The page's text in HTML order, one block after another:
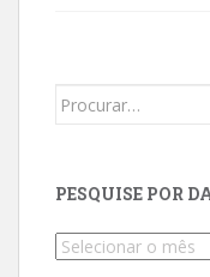
Search
PESQUISE POR
Pesquise